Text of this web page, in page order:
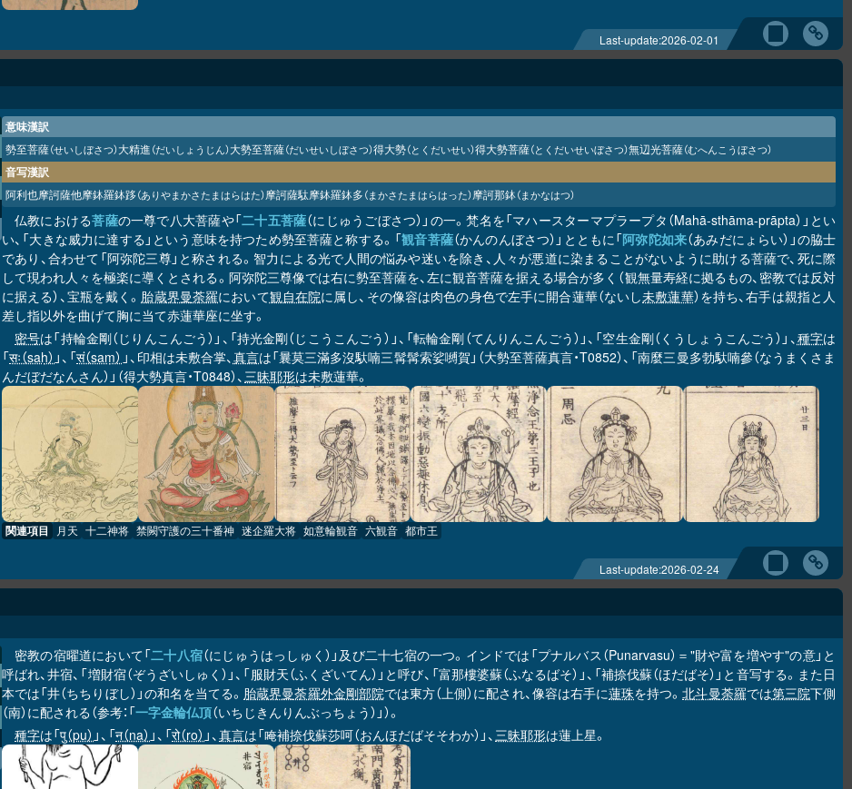
Last-update:2026-02-01
意味漢訳
勢至菩薩（せいしぼさつ）大精進（だいしょうじん）大勢至菩薩（だいせいしぼさつ）得大勢（とくだいせい）得大勢菩薩（とくだいせいぼさつ）無辺光菩薩（むへんこうぼさつ）
音写漢訳
阿利也摩訶薩他摩鉢羅鉢跢（ありやまかさたまはらはた）摩訶薩駄摩鉢羅鉢多（まかさたまはらはった）摩訶那鉢（まかなはつ）
仏教における菩薩の一尊で八大菩薩や「二十五菩薩（にじゅうごぼさつ）」の一。梵名を「マハースターマプラープタ（Mahā-sthāma-prāpta）」とい
い、「大きな威力に達する」という意味を持つため勢至菩薩と称する。「観音菩薩（かんのんぼさつ）」とともに「阿弥陀如来（あみだにょらい）」の脇士
であり、合わせて「阿弥陀三尊」と称される。智力による光で人間の悩みや迷いを除き、人々が悪道に染まることがないように助ける菩薩で、死に際
して現われ人々を極楽に導くとされる。阿弥陀三尊像では右に勢至菩薩を、左に観音菩薩を据える場合が多く（観無量寿経に拠るもの、密教では反対
に据える）、宝瓶を戴く。 胎蔵界曼荼羅において観自在院に属し、その像容は肉色の身色で左手に開合蓮華（ないし未敷蓮華）を持ち、右手は親指と人
差し指以外を曲げて胸に当て赤蓮華座に坐す。
密号は「持輪金剛（じりんこんごう）」、「持光金剛（じこうこんごう）」、「転輪金剛（てんりんこんごう）」、「空生金剛（くうしょうこんごう）」、種字は
「सः（saḥ） 」、「सं（saṃ） 」、印相は未敷合掌、真言は「曩莫三滿多沒馱喃三髯髯索娑嚩賀」（大勢至菩薩真言・T0852）、「南麼三曼多勃馱喃參（なうまくさま
んだぼだなんさん）」（得大勢真言・T0848）、三昧耶形は未敷蓮華。
関連項目 月天 十二神将 禁闕守護の三十番神 迷企羅大将 如意輪観音 六観音 都市王
Last-update:2026-02-24
密教の宿曜道において「二十八宿（にじゅうはっしゅく）」及び二十七宿の一つ。インドでは「プナルバス（Punarvasu）＝"財や富を増やす"の意」と
呼ばれ、井宿、「増財宿（ぞうざいしゅく）」、「服財天（ふくざいてん）」と呼び、「富那樓婆蘇（ふなるばそ）」、「補捺伐蘇（ほだばそ）」と音写する。また日
本では「井（ちちりぼし）」の和名を当てる。 胎蔵界曼荼羅外金剛部院では東方（上側）に配され、像容は右手に蓮珠を持つ。北斗曼荼羅では第三院下側
（南）に配される（参考：「一字金輪仏頂（いちじきんりんぶっちょう）」）。
種字は「पु（pu） 」、「न（na） 」、「रो（ro） 」、真言は「唵補捺伐蘇莎呵（おんほだばそそわか）」、三昧耶形は蓮上星。